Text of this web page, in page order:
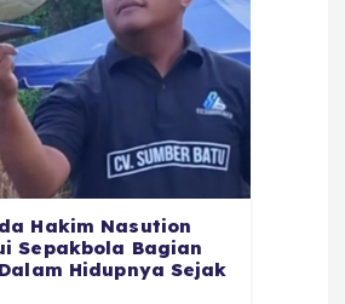
Hakim Nasution
Sepakbola Bagian
Hidupnya Sejak